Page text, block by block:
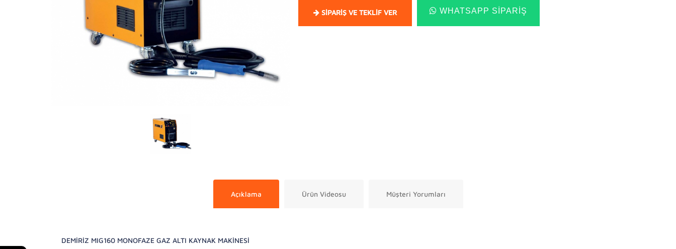
SIPARIŞ VE TEKLIF VER WHATSAPP SIPARIŞ
Açıklama Ürün Videosu Müşteri Yorumları
DEMİRİZ MIG160 MONOFAZE GAZ ALTI KAYNAK MAKİNESİ